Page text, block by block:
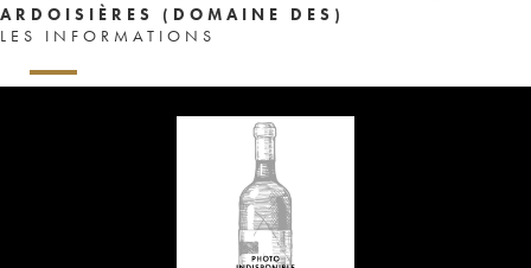
ARDOISIÈRES (DOMAINE DES)
LES INFORMATIONS